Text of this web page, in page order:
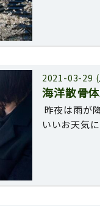
2021-03-29 (
海洋散骨
昨夜は雨が
いいお天気